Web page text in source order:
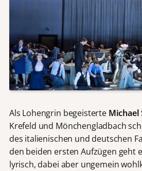
Als Lohengrin begeisterte Michael
Krefeld und Mönchengladbach
des italienischen und deutschen
den beiden ersten Aufzügen geht
lyrisch, dabei aber ungemein